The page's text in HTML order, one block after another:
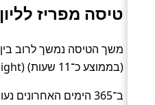
טיסה מפריז לליון
(בממוצע כ־11 שעות) (Flight).